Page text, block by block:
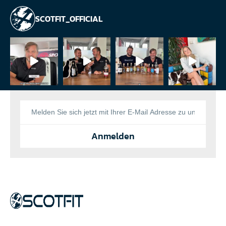
SCOTFIT_OFFICIAL
Anmelden